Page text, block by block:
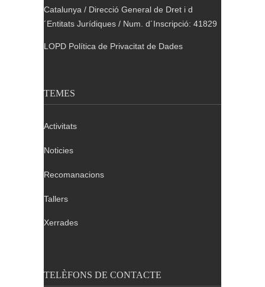
Catalunya / Direcció General de Dret i d
´Entitats Jurídiques / Num. d´Inscripció: 41829
LOPD Política de Privacitat de Dades
TEMES
Activitats
Noticies
Recomanacions
Tallers
Xerrades
TELÈFONS DE CONTACTE